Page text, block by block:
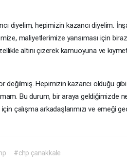
diyelim, hepimizin kazancı diyelim.
maliyetlerimize yansıması için
altını çizerek kamuoyuna ve
Hepimizin kazancı olduğu
Bu durum, bir araya geldiğimizde
çalışma arkadaşlarımızı ve emeği
#chp çanakkale